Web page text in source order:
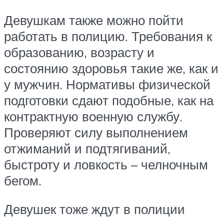
Девушкам также можно пойти
работать в полицию. Требования к
образованию, возрасту и
состоянию здоровья такие же, как и
у мужчин. Нормативы физической
подготовки сдают подобные, как на
контрактную военную службу.
Проверяют силу выполнением
отжиманий и подтягиваний,
быстроту и ловкость – челночным
бегом.
Девушек тоже ждут в полиции